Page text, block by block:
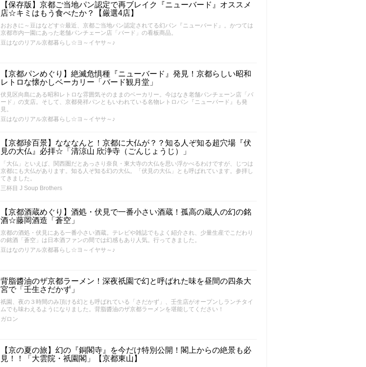
【保存版】京都ご当地パン認定で再ブレイク『ニューバード』オススメ
店☆キミはもう食べたか？【厳選4店】
おおきに～豆はなどす☆最近、京都ご当地パン認定されてる幻パン『ニューバード』。かつては
京都市内一園にあった老舗パンチェーン店「バード」の看板商品。
豆はなのリアル京都暮らし☆ヨ～イヤサ～♪
【京都パンめぐり】絶滅危惧種『ニューバード』発見！京都らしい昭和
レトロな懐かしベーカリー「バード観月堂」
伏見区向島にある昭和レトロな雰囲気そのままのベーカリー。今はなき老舗パンチェーン店「バ
ード」の支店。そして、京都発祥パンともいわれている名物レトロパン『ニューバード』も発
見。
豆はなのリアル京都暮らし☆ヨ～イヤサ～♪
【京都珍百景】なななんと！京都に大仏が？？知る人ぞ知る超穴場『伏
見の大仏』必拝☆「清涼山 欣浄寺（ごんじょうじ）」
「大仏」といえば、関西圏だとあっさり奈良・東大寺の大仏を思い浮かべるわけですが、じつは
京都にも大仏があります。知る人ぞ知る幻の大仏。「伏見の大仏」とも呼ばれています。参拝し
てきました。
三杯目 J Soup Brothers
【京都酒蔵めぐり】酒処・伏見で一番小さい酒蔵！孤高の蔵人の幻の銘
酒☆藤岡酒造「蒼空」
京都の酒処・伏見にある一番小さい酒蔵。テレビや雑誌でもよく紹介され、少量生産でこだわり
の銘酒「蒼空」は日本酒ファンの間では幻感もあり人気。行ってきました。
豆はなのリアル京都暮らし☆ヨ～イヤサ～♪
背脂醬油のザ京都ラーメン！深夜祇園で幻と呼ばれた味を昼間の四条大
宮で「壬生さだかず」
祇園、夜の３時間のみ頂ける幻とも呼ばれている「さだかず」、壬生店がオープンしランチタイ
ムでも味わえるようになりました。背脂醬油のザ京都ラーメンを堪能してください！
ガロン
【京の夏の旅】幻の『銅閣寺』を今だけ特別公開！閣上からの絶景も必
見！！「大雲院・祇園閣」【京都東山】